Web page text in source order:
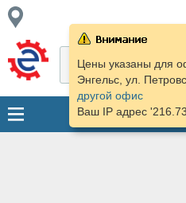
Цены указаны для
Энгельс, ул.
другой офис
Ваш IP адрес